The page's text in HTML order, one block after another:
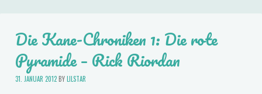
Die Kane-Chroniken 1: Die rote
Pyramide – Rick Riordan
31. JANUAR 2012BYLILSTAR